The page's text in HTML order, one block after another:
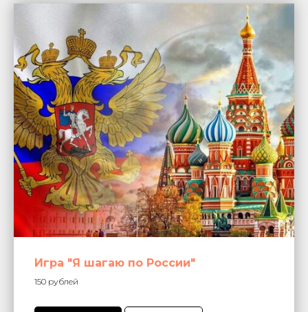
Игра "Я шагаю по России"
150 рублей